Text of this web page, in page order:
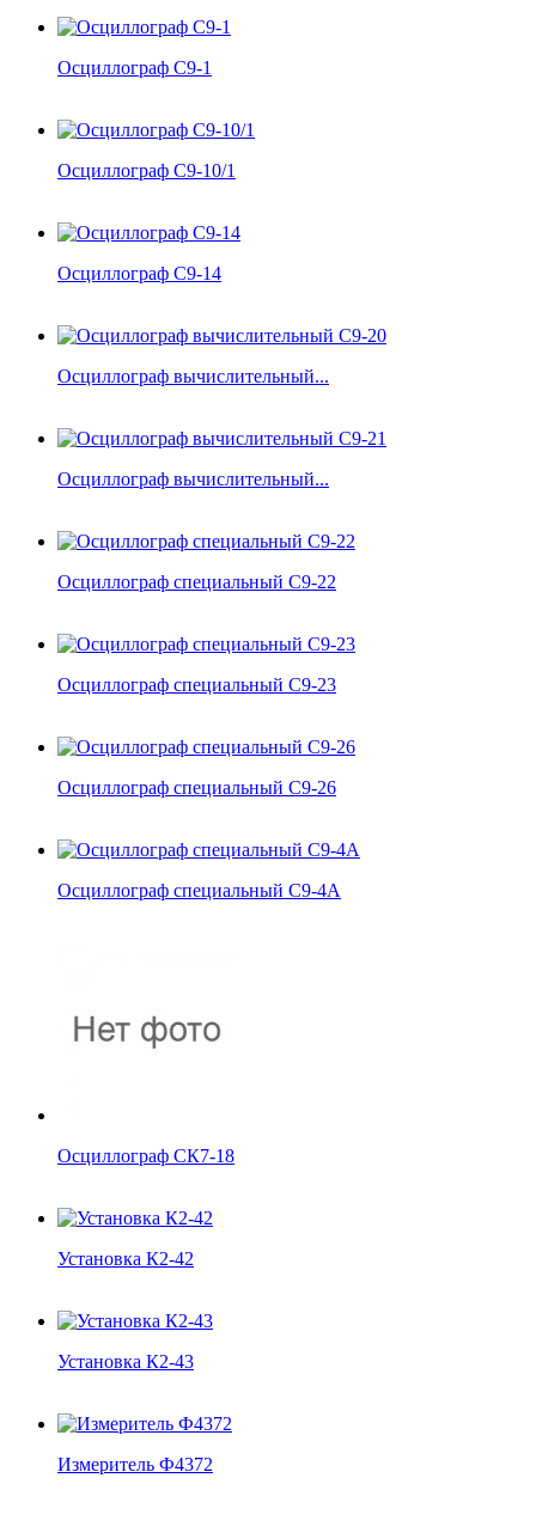
Осциллограф С9-1
Осциллограф С9-10/1
Осциллограф С9-14
Осциллограф вычислительный...
Осциллограф вычислительный...
Осциллограф специальный С9-22
Осциллограф специальный С9-23
Осциллограф специальный С9-26
Осциллограф специальный С9-4А
Осциллограф СК7-18
Установка К2-42
Установка К2-43
Измеритель Ф4372